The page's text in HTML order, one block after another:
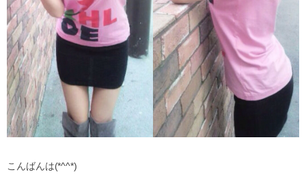
こんばんは(*^^*)